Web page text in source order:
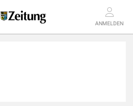
ANMELDEN